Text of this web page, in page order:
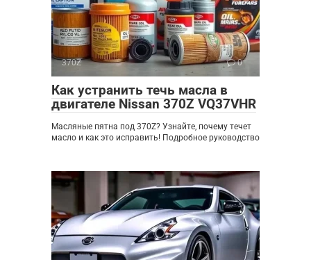
370Z 0
Как устранить течь масла в
двигателе Nissan 370Z VQ37VHR
Масляные пятна под 370Z? Узнайте, почему течет
масло и как это исправить! Подробное руководство